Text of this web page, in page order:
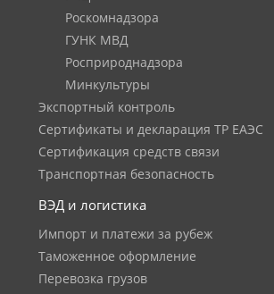
Роскомнадзора
ГУНК МВД
Росприроднадзора
Минкультуры
Экспортный контроль
Сертификаты и декларация ТР ЕАЭС
Сертификация средств связи
Транспортная безопасность
ВЭД и логистика
Импорт и платежи за рубеж
Таможенное оформление
Перевозка грузов